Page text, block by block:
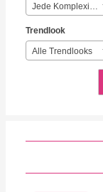
Jede Komplexität
Trendlook
Alle Trendlooks